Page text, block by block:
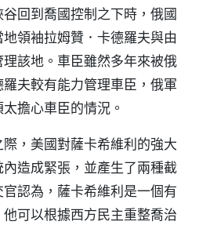
回到喬國控制之下時，俄國
領袖拉姆贊．卡德羅夫與由
該地。車臣雖然多年來被俄
夫較有能力管理車臣，俄軍
擔心車臣的情況。
，美國對薩卡希維利的強大
造成緊張，並產生了兩種截
認為，薩卡希維利是一個有
可以根據西方民主重整喬治